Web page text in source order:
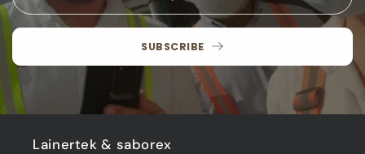
SUBSCRIBE
Lainertek & saborex